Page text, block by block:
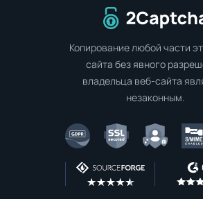
Перейти на
Копирование любой части
сайта без явного
владельца веб-сайта
незаконным.